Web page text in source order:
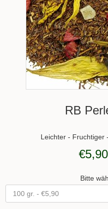
RB
Leichter - Fruchtiger
€5,90
Bitte